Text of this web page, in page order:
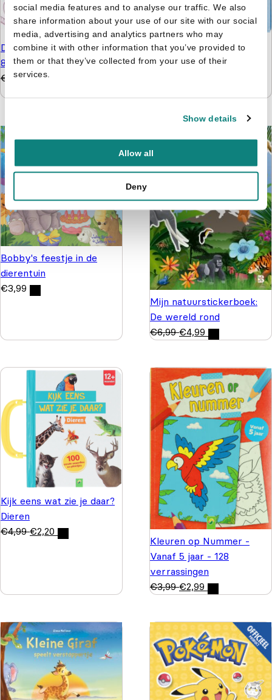
social media features and to analyse our traffic. We also
share information about your use of our site with our social
media, advertising and analytics partners who may
combine it with other information that you’ve provided to
them or that they’ve collected from your use of their
services.
Show details
Allow all
Deny
De leukste hersenkrakers
8+
€
5,99 €4,99
Paw Patrol pakket -
Knutselen, kleuren
Bobby's feestje in de
dierentuin
€3,99
Mijn natuurstickerboek:
De wereld rond
€6,99 €4,99
Kijk eens wat zie je daar?
Dieren
€4,99 €2,20
Kleuren op Nummer -
Vanaf 5 jaar - 128
verrassingen
€3,99 €2,99